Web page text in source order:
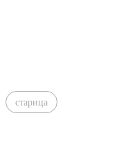
старица